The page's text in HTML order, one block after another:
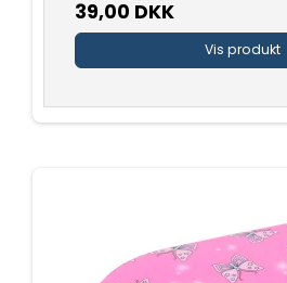
39,00 DKK
Vis produkt